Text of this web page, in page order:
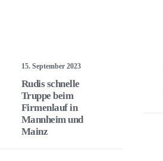
15. September 2023
Rudis schnelle
Truppe beim
Firmenlauf in
Mannheim und
Mainz